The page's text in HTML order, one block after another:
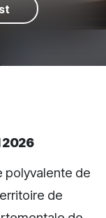
2026
polyvalente de
de